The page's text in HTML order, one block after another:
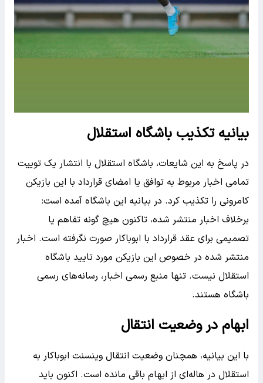
بیانیه تکذیب باشگاه استقلال
در پاسخ به این شایعات، باشگاه استقلال با انتشار یک توییت
تمامی اخبار مربوط به توافق یا امضای قرارداد با این بازیکن
کامرونی را تکذیب کرد. در بیانیه این باشگاه آمده است:
برخلاف اخبار منتشر شده، تاکنون هیچ گونه تفاهم یا
تصمیمی برای عقد قرارداد با ابوباکار صورت نگرفته است. اخبار
منتشر شده در خصوص این بازیکن مورد تایید باشگاه
استقلال نیست. تنها منبع رسمی اخبار، رسانه‌های رسمی
باشگاه هستند.
ابهام در وضعیت انتقال
با این بیانیه، همچنان وضعیت انتقال وینسنت ابوباکار به
استقلال در هاله‌ای از ابهام باقی مانده است. اکنون باید